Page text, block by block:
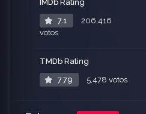
IMDb Rating
7.1
206,416
votos
TMDb Rating
7.79 5,478 votos